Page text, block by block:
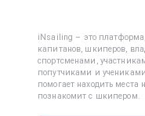
iNsailing – это
капитанов, шкиперов,
спортсменами,
попутчиками и
помогает находить места
познакомит с шкипером.